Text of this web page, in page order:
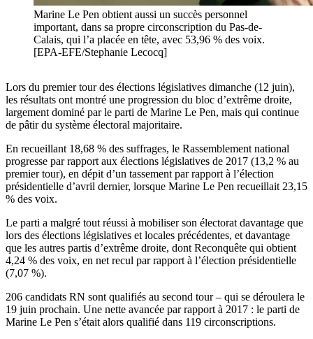
Marine Le Pen obtient aussi un succès personnel
important, dans sa propre circonscription du Pas-de-
Calais, qui l’a placée en tête, avec 53,96 % des voix.
[EPA-EFE/Stephanie Lecocq]
Lors du premier tour des élections législatives dimanche (12 juin),
les résultats ont montré une progression du bloc d’extrême droite,
largement dominé par le parti de Marine Le Pen, mais qui continue
de pâtir du système électoral majoritaire.
En recueillant 18,68 % des suffrages, le Rassemblement national
progresse par rapport aux élections législatives de 2017 (13,2 % au
premier tour), en dépit d’un tassement par rapport à l’élection
présidentielle d’avril dernier, lorsque Marine Le Pen recueillait 23,15
% des voix.
Le parti a malgré tout réussi à mobiliser son électorat davantage que
lors des élections législatives et locales précédentes, et davantage
que les autres partis d’extrême droite, dont Reconquête qui obtient
4,24 % des voix, en net recul par rapport à l’élection présidentielle
(7,07 %).
206 candidats RN sont qualifiés au second tour – qui se déroulera le
19 juin prochain. Une nette avancée par rapport à 2017 : le parti de
Marine Le Pen s’était alors qualifié dans 119 circonscriptions.